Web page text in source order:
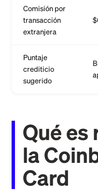
Comisión por
transacción
extranjera
Puntaje
crediticio
sugerido
Qué es
la
Card